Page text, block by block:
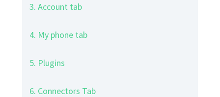
3. Account tab
4. My phone tab
5. Plugins
6. Connectors Tab